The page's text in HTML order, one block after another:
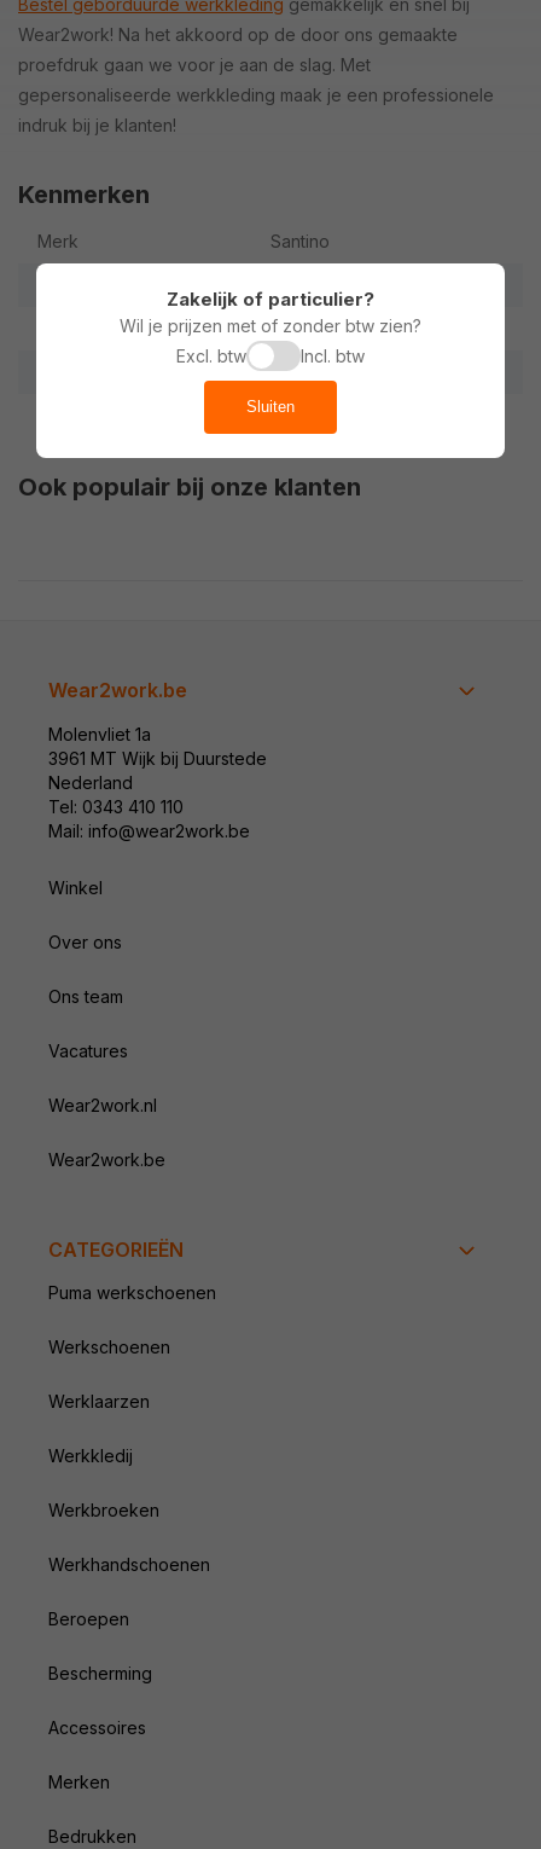
Bestel geborduurde werkkleding gemakkelijk en snel bij
Wear2work! Na het akkoord op de door ons gemaakte
proefdruk gaan we voor je aan de slag. Met
gepersonaliseerde werkkleding maak je een professionele
indruk bij je klanten!
Kenmerken
Merk Santino
280 g/m2
Met anti-pilling behandeling
Ook populair bij onze klanten
Zakelijk of particulier?
Wil je prijzen met of zonder btw zien?
Excl. btw
Incl. btw
Sluiten
Wear2work.be
Molenvliet 1a
3961 MT Wijk bij Duurstede
Nederland
Tel: 0343 410 110
Mail: info@wear2work.be
Winkel
Over ons
Ons team
Vacatures
Wear2work.nl
Wear2work.be
CATEGORIEËN
Puma werkschoenen
Werkschoenen
Werklaarzen
Werkkledij
Werkbroeken
Werkhandschoenen
Beroepen
Bescherming
Accessoires
Merken
Bedrukken